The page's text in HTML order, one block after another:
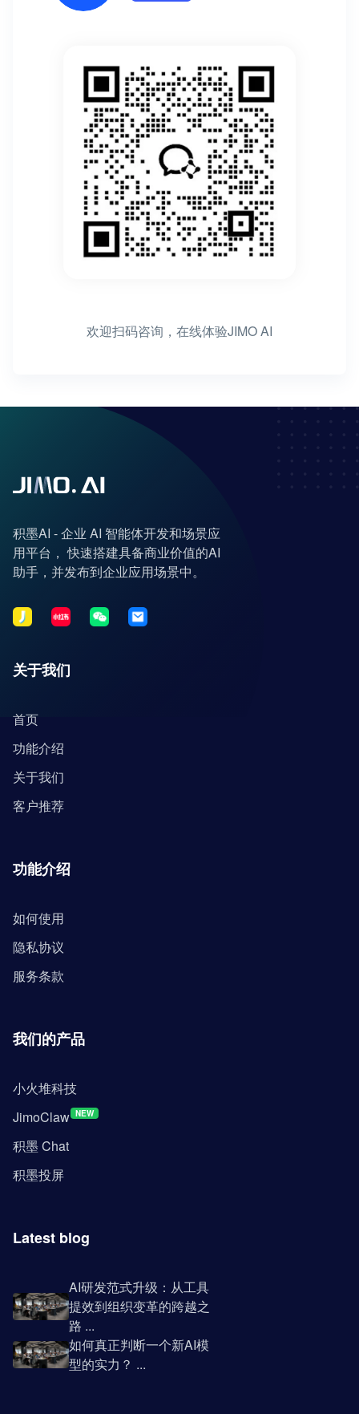
欢迎扫码咨询，在线体验JIMO AI
积墨AI - 企业 AI 智能体开发和场景应
用平台， 快速搭建具备商业价值的AI
助手，并发布到企业应用场景中。
关于我们
首页
功能介绍
关于我们
客户推荐
功能介绍
如何使用
隐私协议
服务条款
我们的产品
小火堆科技
JimoClaw NEW
积墨 Chat
积墨投屏
Latest blog
AI研发范式升级：从工具
提效到组织变革的跨越之
路 ...
如何真正判断一个新AI模
型的实力？ ...